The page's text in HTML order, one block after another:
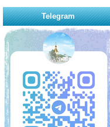
Telegram